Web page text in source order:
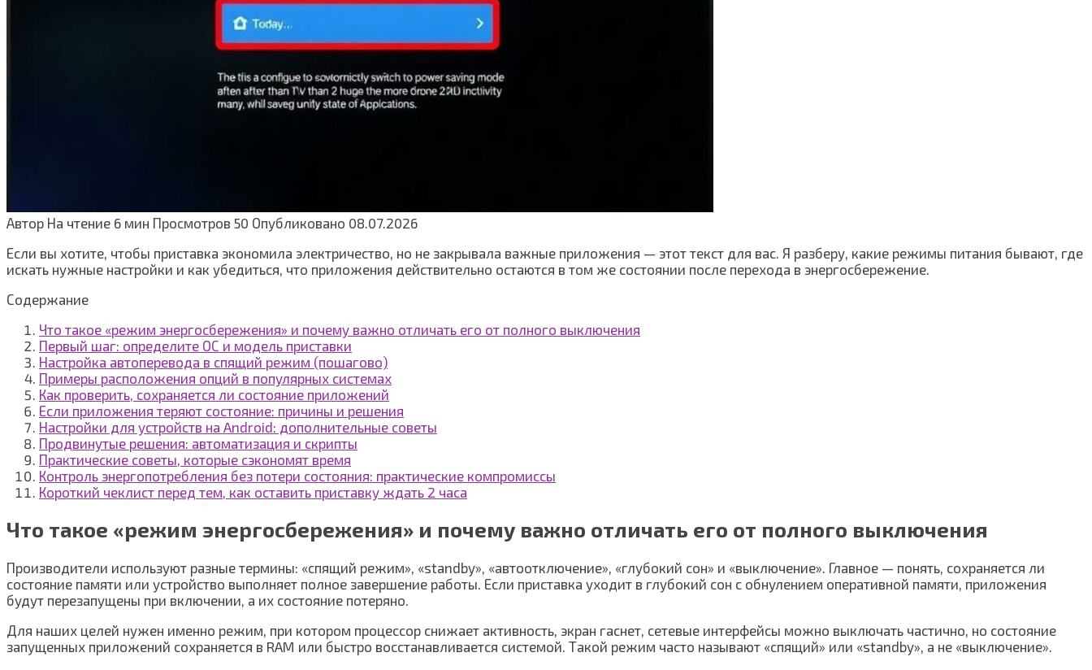
Автор На чтение 6 мин Просмотров 50 Опубликовано 08.07.2026
Если вы хотите, чтобы приставка экономила электричество, но не закрывала важные приложения — этот текст для вас. Я разберу, какие режимы питания бывают, где
искать нужные настройки и как убедиться, что приложения действительно остаются в том же состоянии после перехода в энергосбережение.
Содержание
Что такое «режим энергосбережения» и почему важно отличать его от полного выключения
Первый шаг: определите ОС и модель приставки
Настройка автоперевода в спящий режим (пошагово)
Примеры расположения опций в популярных системах
Как проверить, сохраняется ли состояние приложений
Если приложения теряют состояние: причины и решения
Настройки для устройств на Android: дополнительные советы
Продвинутые решения: автоматизация и скрипты
Практические советы, которые сэкономят время
Контроль энергопотребления без потери состояния: практические компромиссы
Короткий чеклист перед тем, как оставить приставку ждать 2 часа
Что такое «режим энергосбережения» и почему важно отличать его от полного выключения
Производители используют разные термины: «спящий режим», «standby», «автоотключение», «глубокий сон» и «выключение». Главное — понять, сохраняется ли
состояние памяти или устройство выполняет полное завершение работы. Если приставка уходит в глубокий сон с обнулением оперативной памяти, приложения
будут перезапущены при включении, а их состояние потеряно.
Для наших целей нужен именно режим, при котором процессор снижает активность, экран гаснет, сетевые интерфейсы можно выключать частично, но состояние
запущенных приложений сохраняется в RAM или быстро восстанавливается системой. Такой режим часто называют «спящий» или «standby», а не «выключение».